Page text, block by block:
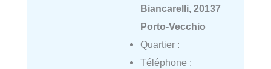
Biancarelli, 20137
Porto-Vecchio
Quartier :
Téléphone :